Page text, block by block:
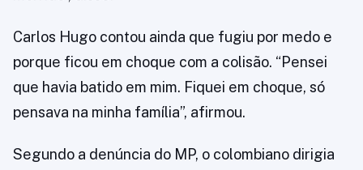
Carlos Hugo contou ainda que fugiu por medo e
porque ficou em choque com a colisão. “Pensei
que havia batido em mim. Fiquei em choque, só
pensava na minha família”, afirmou.
Segundo a denúncia do MP, o colombiano dirigia